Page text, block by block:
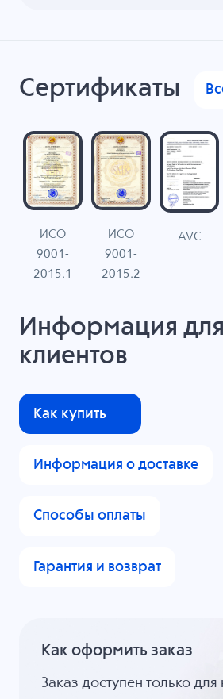
Сертификаты
ИСО
9001-
2015.1
ИСО
9001-
2015.2
AVC
Информация для
клиентов
Как купить
Информация о доставке
Способы оплаты
Гарантия и возврат
Как оформить заказ
Заказ доступен только